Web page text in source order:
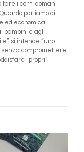
fare i conti domani
parliamo di
ed economica
bambini e agli
si intende “uno
senza compromettere
i propri”.